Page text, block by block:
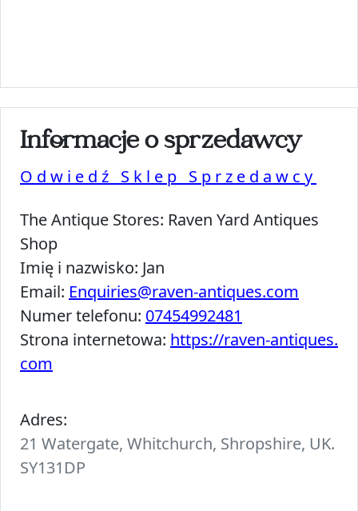
Informacje o sprzedawcy
Odwiedź Sklep Sprzedawcy
The Antique Stores: Raven Yard Antiques
Shop
Imię i nazwisko: Jan
Email: Enquiries@raven-antiques.com
Numer telefonu: 07454992481
Strona internetowa: https://raven-antiques.
com
Adres:
21 Watergate, Whitchurch, Shropshire, UK.
SY131DP